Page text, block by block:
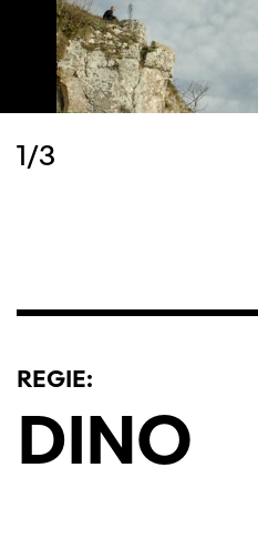
1/3
REGIE:
DINO